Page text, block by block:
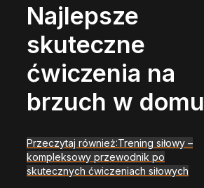
Najlepsze
skuteczne
ćwiczenia na
brzuch w domu
Przeczytaj również:Trening siłowy –
kompleksowy przewodnik po
skutecznych ćwiczeniach siłowych